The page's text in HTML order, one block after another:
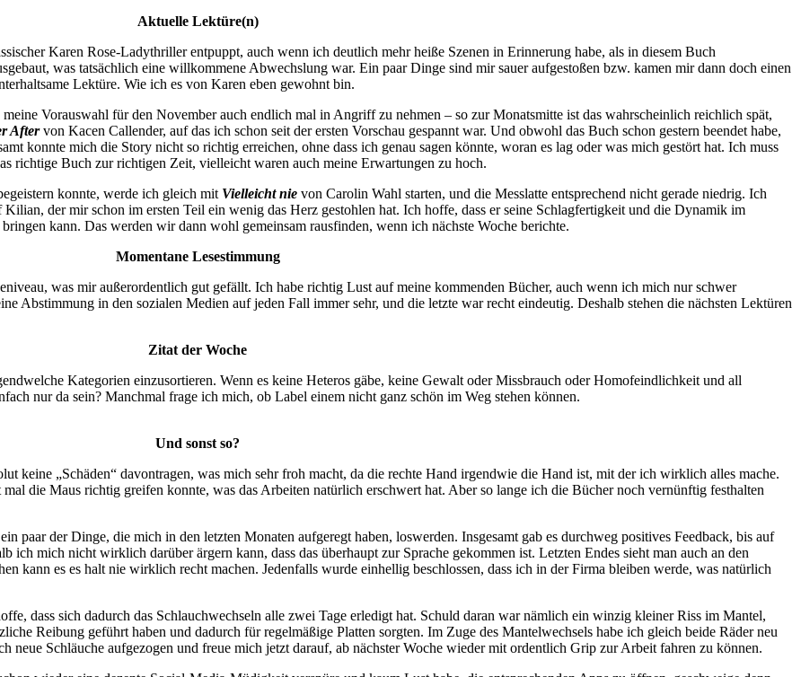
Aktuelle Lektüre(n)
Karen Rose-Ladythriller entpuppt, auch wenn ich deutlich mehr heiße Szenen in Erinnerung habe, als in diesem Buch
was tatsächlich eine willkommene Abwechslung war. Ein paar Dinge sind mir sauer aufgestoßen bzw. kamen mir dann doch einen
Lektüre. Wie ich es von Karen eben gewohnt bin.
Vorauswahl für den November auch endlich mal in Angriff zu nehmen – so zur Monatsmitte ist das wahrscheinlich reichlich spät,
Aftervon Kacen Callender, auf das ich schon seit der ersten Vorschau gespannt war. Und obwohl das Buch schon gestern beendet habe,
konnte mich die Story nicht so richtig erreichen, ohne dass ich genau sagen könnte, woran es lag oder was mich gestört hat. Ich muss
richtige Buch zur richtigen Zeit, vielleicht waren auch meine Erwartungen zu hoch.
konnte, werde ich gleich mit Vielleicht nie von Carolin Wahl starten, und die Messlatte entsprechend nicht gerade niedrig. Ich
der mir schon im ersten Teil ein wenig das Herz gestohlen hat. Ich hoffe, dass er seine Schlagfertigkeit und die Dynamik im
kann. Das werden wir dann wohl gemeinsam rausfinden, wenn ich nächste Woche berichte.
Momentane Lesestimmung
was mir außerordentlich gut gefällt. Ich habe richtig Lust auf meine kommenden Bücher, auch wenn ich mich nur schwer
Abstimmung in den sozialen Medien auf jeden Fall immer sehr, und die letzte war recht eindeutig. Deshalb stehen die nächsten Lektüren
Zitat der Woche
Kategorien einzusortieren. Wenn es keine Heteros gäbe, keine Gewalt oder Missbrauch oder Homofeindlichkeit und all
nur da sein? Manchmal frage ich mich, ob Label einem nicht ganz schön im Weg stehen können.
Und sonst so?
keine „Schäden“ davontragen, was mich sehr froh macht, da die rechte Hand irgendwie die Hand ist, mit der ich wirklich alles mache.
die Maus richtig greifen konnte, was das Arbeiten natürlich erschwert hat. Aber so lange ich die Bücher noch vernünftig festhalten
paar der Dinge, die mich in den letzten Monaten aufgeregt haben, loswerden. Insgesamt gab es durchweg positives Feedback, bis auf
ich mich nicht wirklich darüber ärgern kann, dass das überhaupt zur Sprache gekommen ist. Letzten Endes sieht man auch an den
kann es es halt nie wirklich recht machen. Jedenfalls wurde einhellig beschlossen, dass ich in der Firma bleiben werde, was natürlich
dass sich dadurch das Schlauchwechseln alle zwei Tage erledigt hat. Schuld daran war nämlich ein winzig kleiner Riss im Mantel,
Reibung geführt haben und dadurch für regelmäßige Platten sorgten. Im Zuge des Mantelwechsels habe ich gleich beide Räder neu
neue Schläuche aufgezogen und freue mich jetzt darauf, ab nächster Woche wieder mit ordentlich Grip zur Arbeit fahren zu können.